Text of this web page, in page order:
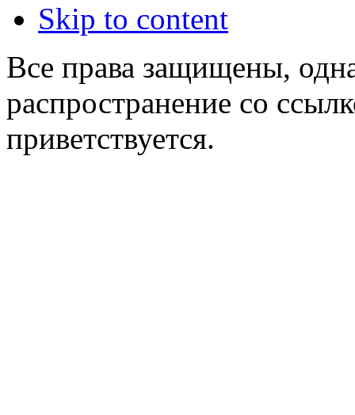
Skip to content
Все права защищены,
распространение со
приветствуется.